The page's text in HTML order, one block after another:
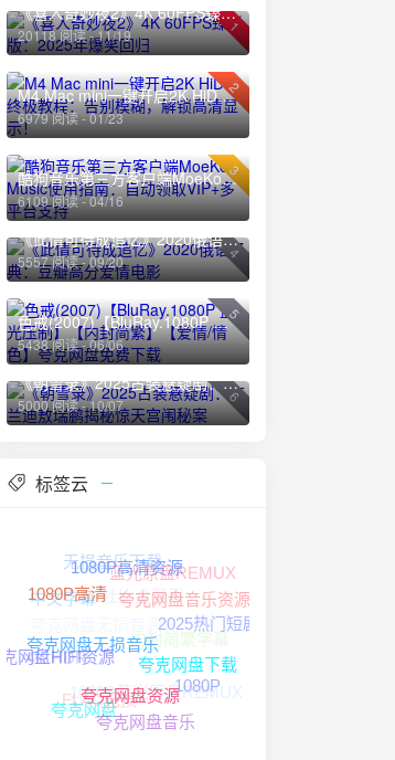
1
《喜人奇妙夜2》4K 60FPS臻彩版：2025年爆笑回归
20118 阅读 - 11/19
2
M4 Mac mini一键开启2K HiDPI终极教程：告别模糊，解锁高清显示！
6979 阅读 - 01/23
3
酷狗音乐第三方客户端MoeKoe Music使用指南：自动领取VIP+多平台支持
6109 阅读 - 04/16
4
《此情可待成追忆》2020俄语经典：豆瓣高分爱情电影
5557 阅读 - 09/20
5
色戒(2007)【BluRay.1080P 蓝光压制】【内封简繁】【爱情/情色】夸克网盘免费下载
5438 阅读 - 06/06
6
《朝雪录》2025古装悬疑剧：李兰迪敖瑞鹏揭秘惊天宫闱秘案
5000 阅读 - 10/07
标签云
夸克网盘无损音乐
夸克网盘资源
夸克网盘下载
夸克网盘音乐资源
1080P高清资源
1080P高清
夸克网盘HIFI资源
夸克网盘夸克网盘音乐
1080P
2025热门短剧
蓝光原盘REMUX
无损音乐下载
中文字幕
4K HDR
FLAC无损
1080P蓝光原盘REMUX
内封简繁字幕
杜比全景声
夸克网盘无损音源